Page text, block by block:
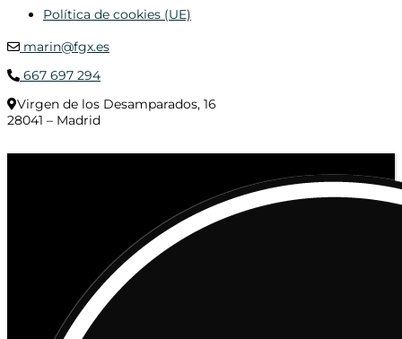
Política de cookies (UE)
marin@fgx.es
667 697 294
Virgen de los Desamparados, 16
28041 – Madrid